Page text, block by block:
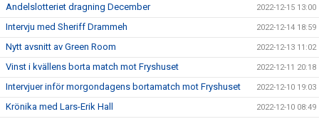
Andelslotteriet dragning December 2022-12-15 13:00
Intervju med Sheriff Drammeh 2022-12-14 18:59
Nytt avsnitt av Green Room 2022-12-13 11:02
Vinst i kvällens borta match mot Fryshuset 2022-12-11 20:18
Intervjuer inför morgondagens bortamatch mot Fryshuset 2022-12-10 19:03
Krönika med Lars-Erik Hall 2022-12-10 08:49